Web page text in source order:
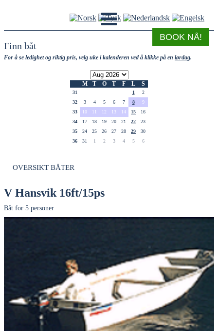
BOOK NÅ!
Finn båt
For å se ledighet og riktig pris, velg uke i kalenderen ved å klikke på en lørdag.
M T O T F L S
31 1
2
32
3 4 5 6 7 8
9
33
10 11 12 13 14 15
16
34
17 18 19 20 21 22
23
35
24 25 26 27 28 29
30
36
31 1 2 3 4 5 6
OVERSIKT BÅTER
V Hansvik 16ft/15ps
Båt for 5 personer